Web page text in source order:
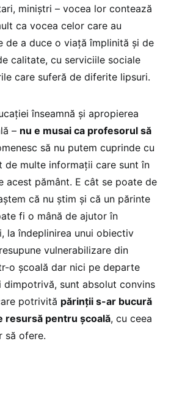
miniștri – vocea lor contează
ca vocea celor care au
de a duce o viață împlinită și de
calitate, cu serviciile sociale
care suferă de diferite lipsuri.
înseamnă și apropierea
– nu e musai ca profesorul să
să nu putem cuprinde cu
de multe informații care sunt în
acest pământ. E cât se poate de
că nu știm și că un părinte
fi o mână de ajutor în
la îndeplinirea unui obiectiv
vulnerabilizare din
o școală dar nici pe departe
dimpotrivă, sunt absolut convins
potrivită părinții s-ar bucură
resursă pentru școală, cu ceea
să ofere.